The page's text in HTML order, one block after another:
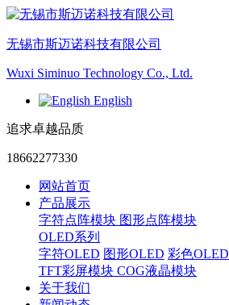
无锡市斯迈诺科技有限公司
Wuxi Siminuo Technology Co., Ltd.
English
追求卓越品质
18662277330
网站首页
产品展示
字符点阵模块 图形点阵模块
OLED系列
字符OLED 图形OLED 彩色OLED
TFT彩屏模块 COG液晶模块
关于我们